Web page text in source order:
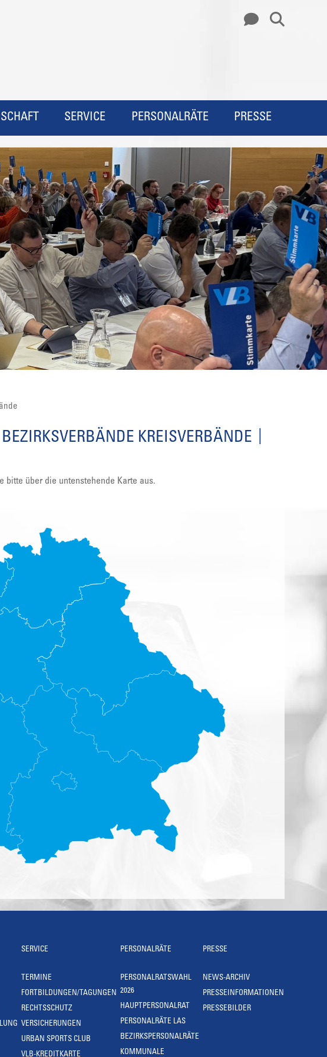
SERVICE PERSONALRÄTE PRESSE
BEZIRKSVERBÄNDE KREISVERBÄNDE
bitte über die untenstehende Karte aus.
SERVICE
TERMINE
FORTBILDUNGEN/TAGUNGEN
RECHTSSCHUTZ
VERSICHERUNGEN
URBAN SPORTS CLUB
VLB-KREDITKARTE
PERSONALRÄTE
PERSONALRATSWAHL
2026
HAUPTPERSONALRAT
PERSONALRÄTE LAS
BEZIRKSPERSONALRÄTE
KOMMUNALE
PRESSE
NEWS-ARCHIV
PRESSEINFORMATIONEN
PRESSEBILDER